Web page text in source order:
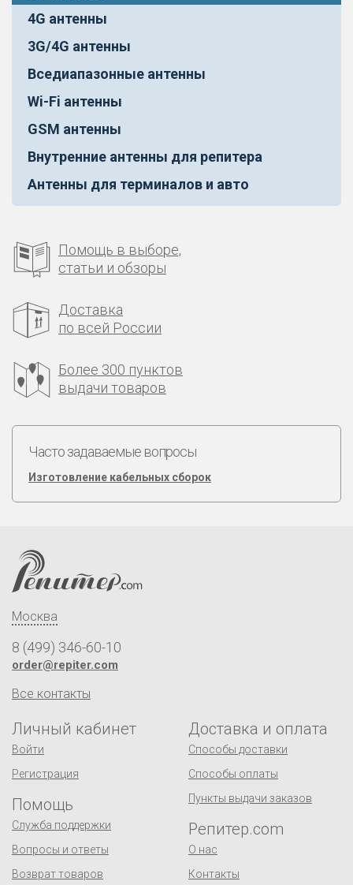
4G антенны
3G/4G антенны
Вседиапазонные антенны
Wi-Fi антенны
GSM антенны
Внутренние антенны для репитера
Антенны для терминалов и авто
Помощь в выборе,
статьи и обзоры
Доставка
по всей России
Более 300 пунктов
выдачи товаров
Часто задаваемые вопросы
Изготовление кабельных сборок
Москва
8 (499) 346-60-10
order@repiter.com
Все контакты
Личный кабинет
Войти
Регистрация
Помощь
Служба поддержки
Вопросы и ответы
Возврат товаров
Доставка и оплата
Способы доставки
Способы оплаты
Пункты выдачи заказов
Репитер.com
О нас
Контакты